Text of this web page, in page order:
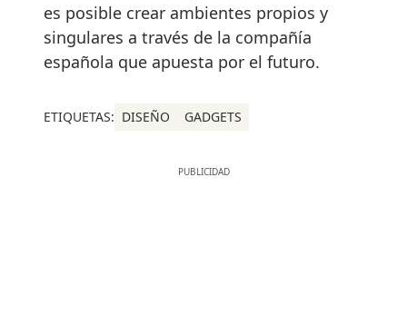
es posible crear ambientes propios y
singulares a través de la compañía
española que apuesta por el futuro.
ETIQUETAS: DISEÑO GADGETS